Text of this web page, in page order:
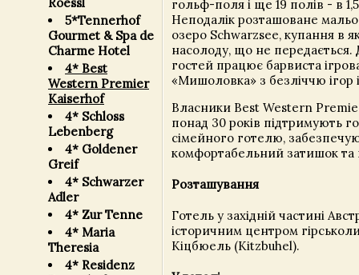
5*Tennerhof
Gourmet & Spa de
Charme Hotel
4* Best
Western Premier
Kaiserhof
4* Schloss
Lebenberg
4* Goldener
Greif
4* Schwarzer
Adler
4* Zur Tenne
4* Maria
Theresia
4* Residenz
гольф-поля і ще 19 полів - в
Неподалік розташоване
озеро Schwarzsee, купання в
насолоду, що не
гостей працює барвиста
«Мишоловка» з безліччю ігор
Власники Best Western
понад 30 років підтримують
сімейного готелю,
комфортабельний затишок та
Розташування
Готель у західній частині
історичним центром
Кіцбюель (Kitzbuhel).